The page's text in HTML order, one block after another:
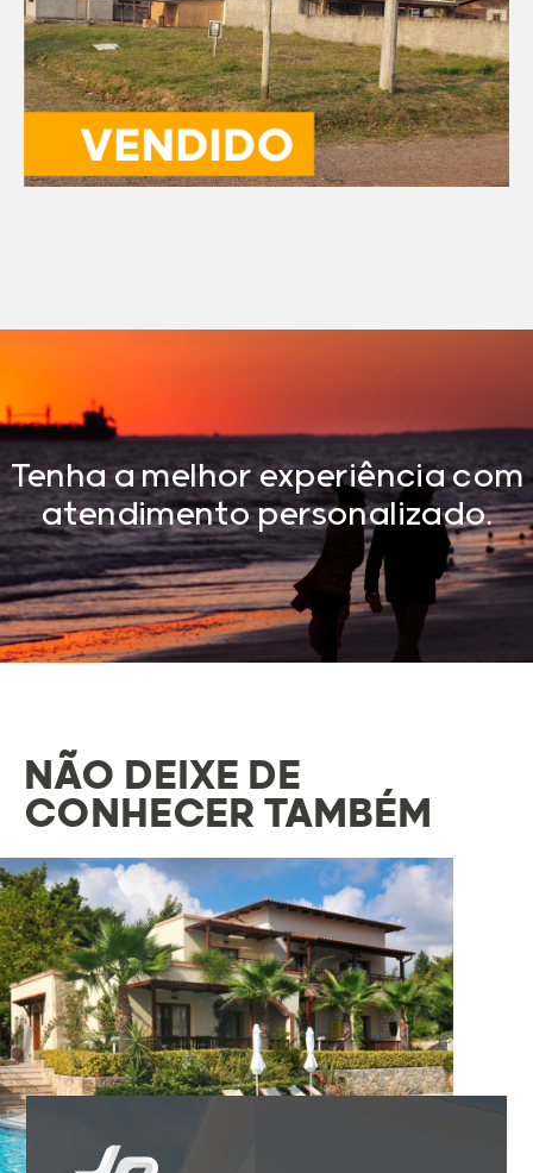
Tenha a melhor experiência com
atendimento personalizado.
NÃO DEIXE DE
CONHECER TAMBÉM